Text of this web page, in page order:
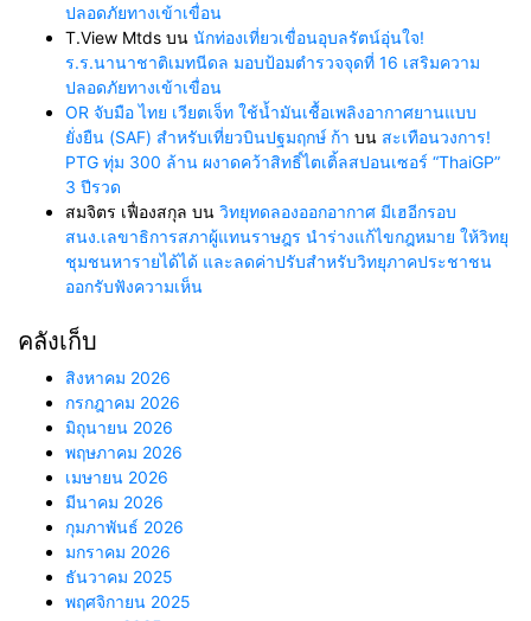
ปลอดภัยทางเข้าเขื่อน
T.View Mtds บน นักท่องเที่ยวเขื่อนอุบลรัตน์อุ่นใจ!
ร.ร.นานาชาติเมทนีดล มอบป้อมตำรวจจุดที่ 16 เสริมความ
ปลอดภัยทางเข้าเขื่อน
OR จับมือ ไทย เวียตเจ็ท ใช้น้ำมันเชื้อเพลิงอากาศยานแบบ
ยั่งยืน (SAF) สำหรับเที่ยวบินปฐมฤกษ์ ก้า บน สะเทือนวงการ!
PTG ทุ่ม 300 ล้าน ผงาดคว้าสิทธิ์ไตเติ้ลสปอนเซอร์ “ThaiGP”
3 ปีรวด
สมจิตร เฟื่องสกุล บน วิทยุทดลองออกอากาศ มีเฮอีกรอบ
สนง.เลขาธิการสภาผู้แทนราษฎร นำร่างแก้ไขกฎหมาย ให้วิทยุ
ชุมชนหารายได้ได้ และลดค่าปรับสำหรับวิทยุภาคประชาชน
ออกรับฟังความเห็น
คลังเก็บ
สิงหาคม 2026
กรกฎาคม 2026
มิถุนายน 2026
พฤษภาคม 2026
เมษายน 2026
มีนาคม 2026
กุมภาพันธ์ 2026
มกราคม 2026
ธันวาคม 2025
พฤศจิกายน 2025